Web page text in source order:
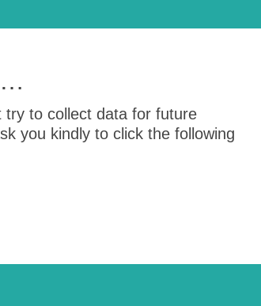
try to collect data for future
you kindly to click the following